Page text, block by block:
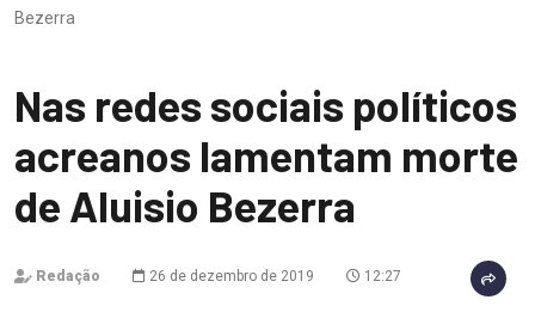
Bezerra
Nas redes sociais políticos
acreanos lamentam morte
de Aluisio Bezerra
Redação 26 de dezembro de 2019 12:27